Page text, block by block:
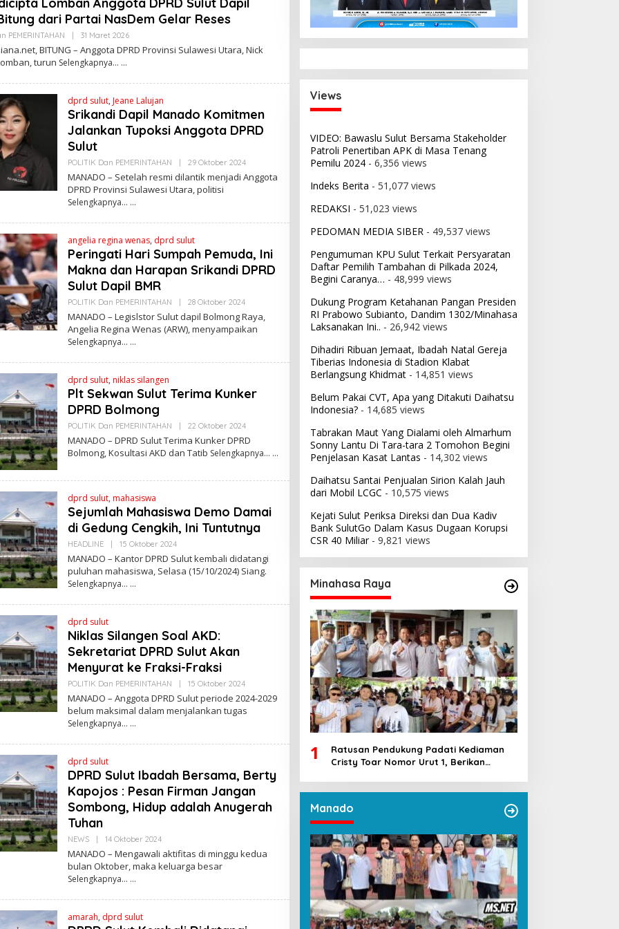
Sertijab Desa Wori:
Nihil LPJ, Berpotensi
Di POLITIK Dan
PEMERINTAHAN
19 Mei 2026
I
Lomban Anggota DPRD Sulut Dapil
dari Partai NasDem Gelar Reses
PEMERINTAHAN 31 Maret 2026O
L
E
E
A
K
I
BITUNG – Anggota DPRD Provinsi Sulawesi Utara, Nick
turun Selengkapnya…
dprd sulut, Jeane Lalujan
Srikandi Dapil Manado Komitmen
Jalankan Tupoksi Anggota DPRD
Sulut
POLITIK Dan PEMERINTAHAN 29 Oktober 2024O
L
E
D
S
I
MANADO – Setelah resmi dilantik menjadi Anggota
DPRD Provinsi Sulawesi Utara, politisi
Selengkapnya…
angelia regina wenas, dprd sulut
Peringati Hari Sumpah Pemuda, Ini
Makna dan Harapan Srikandi DPRD
Sulut Dapil BMR
POLITIK Dan PEMERINTAHAN 28 Oktober 2024O
L
E
H
D
S
I
MANADO – Legislstor Sulut dapil Bolmong Raya,
Angelia Regina Wenas (ARW), menyampaikan
Selengkapnya…
dprd sulut, niklas silangen
Plt Sekwan Sulut Terima Kunker
DPRD Bolmong
POLITIK Dan PEMERINTAHAN 22 Oktober 2024O
L
E
H
D
S
MANADO – DPRD Sulut Terima Kunker DPRD
Bolmong, Kosultasi AKD dan Tatib Selengkapnya…
dprd sulut, mahasiswa
Sejumlah Mahasiswa Demo Damai
di Gedung Cengkih, Ini Tuntutnya
HEADLINE 15 Oktober 2024O
E
H
D
S
I
MANADO – Kantor DPRD Sulut kembali didatangi
puluhan mahasiswa, Selasa (15/10/2024) Siang.
Selengkapnya…
dprd sulut
Niklas Silangen Soal AKD:
Sekretariat DPRD Sulut Akan
Menyurat ke Fraksi-Fraksi
POLITIK Dan PEMERINTAHAN 15 Oktober 2024O
L
E
H
D
S
I
MANADO – Anggota DPRD Sulut periode 2024-2029
belum maksimal dalam menjalankan tugas
Selengkapnya…
dprd sulut
DPRD Sulut Ibadah Bersama, Berty
Kapojos : Pesan Firman Jangan
Sombong, Hidup adalah Anugerah
Tuhan
NEWS 14 Oktober 2024O
E
H
D
S
MANADO – Mengawali aktifitas di minggu kedua
bulan Oktober, maka keluarga besar
Selengkapnya…
amarah, dprd sulut
Views
VIDEO: Bawaslu Sulut Bersama Stakeholder
Patroli Penertiban APK di Masa Tenang
Pemilu 2024- 6,356 views
Indeks Berita - 51,077 views
REDAKSI - 51,023 views
PEDOMAN MEDIA SIBER- 49,537 views
Pengumuman KPU Sulut Terkait Persyaratan
Daftar Pemilih Tambahan di Pilkada 2024,
Begini Caranya… - 48,999 views
Dukung Program Ketahanan Pangan Presiden
RI Prabowo Subianto, Dandim 1302/Minahasa
Laksanakan Ini.. - 26,942 views
Dihadiri Ribuan Jemaat, Ibadah Natal Gereja
Tiberias Indonesia di Stadion Klabat
Berlangsung Khidmat- 14,851 views
Belum Pakai CVT, Apa yang Ditakuti Daihatsu
Indonesia?- 14,685 views
Tabrakan Maut Yang Dialami oleh Almarhum
Sonny Lantu Di Tara-tara 2 Tomohon Begini
Penjelasan Kasat Lantas - 14,302 views
Daihatsu Santai Penjualan Sirion Kalah Jauh
dari Mobil LCGC - 10,575 views
Kejati Sulut Periksa Direksi dan Dua Kadiv
Bank SulutGo Dalam Kasus Dugaan Korupsi
CSR 40 Miliar- 9,821 views
Minahasa Raya
1
Ratusan Pendukung Padati Kediaman
Cristy Toar Nomor Urut 1, Berikan
Manado